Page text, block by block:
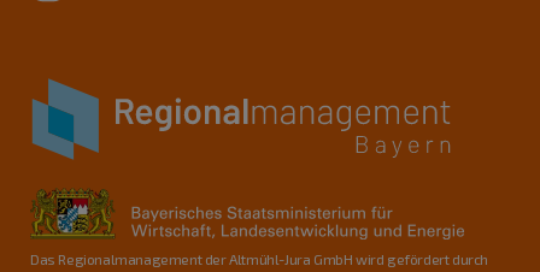
Das Regionalmanagement der Altmühl-Jura GmbH wird gefördert durch